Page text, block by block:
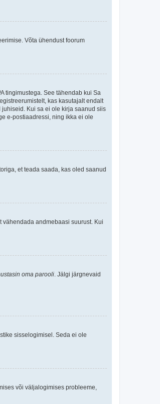
Võta ühendust foorum
tingimustega. See tähendab kui Sa
kas kasutajalt endalt
Kui sa ei ole kirja saanud siis
e-postiaadressi, ning ikka ei ole
et teada saada, kas oled saanud
vähendada andmebaasi suurust. Kui
oma parooli . Jälgi järgnevaid
sisselogimisel. Seda ei ole
või väljalogimises probleeme,